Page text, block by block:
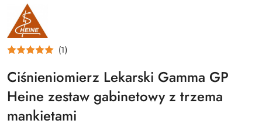
NAZWA
PRODUCENTA:
HEINE
OPTOTECHNIK
(1)
Ciśnieniomierz Lekarski Gamma GP
Heine zestaw gabinetowy z trzema
mankietami